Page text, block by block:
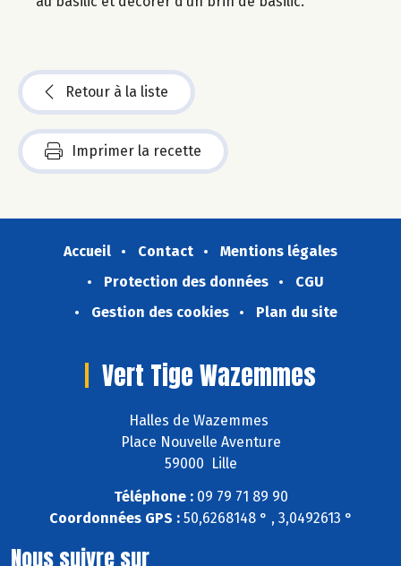
Retour à la liste
Imprimer la recette
Accueil Contact
Mentions légales
Protection des données
CGU
Gestion des cookies
Plan du site
Vert Tige Wazemmes
Halles de Wazemmes
Place Nouvelle Aventure
59000 Lille
Téléphone :09 79 71 89 90
Coordonnées GPS :50,6268148 ° , 3,0492613 °
Nous suivre sur